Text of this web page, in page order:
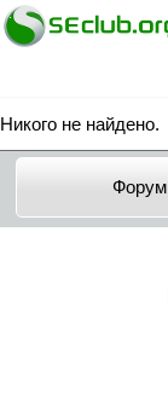
Никого не найдено.
Форум